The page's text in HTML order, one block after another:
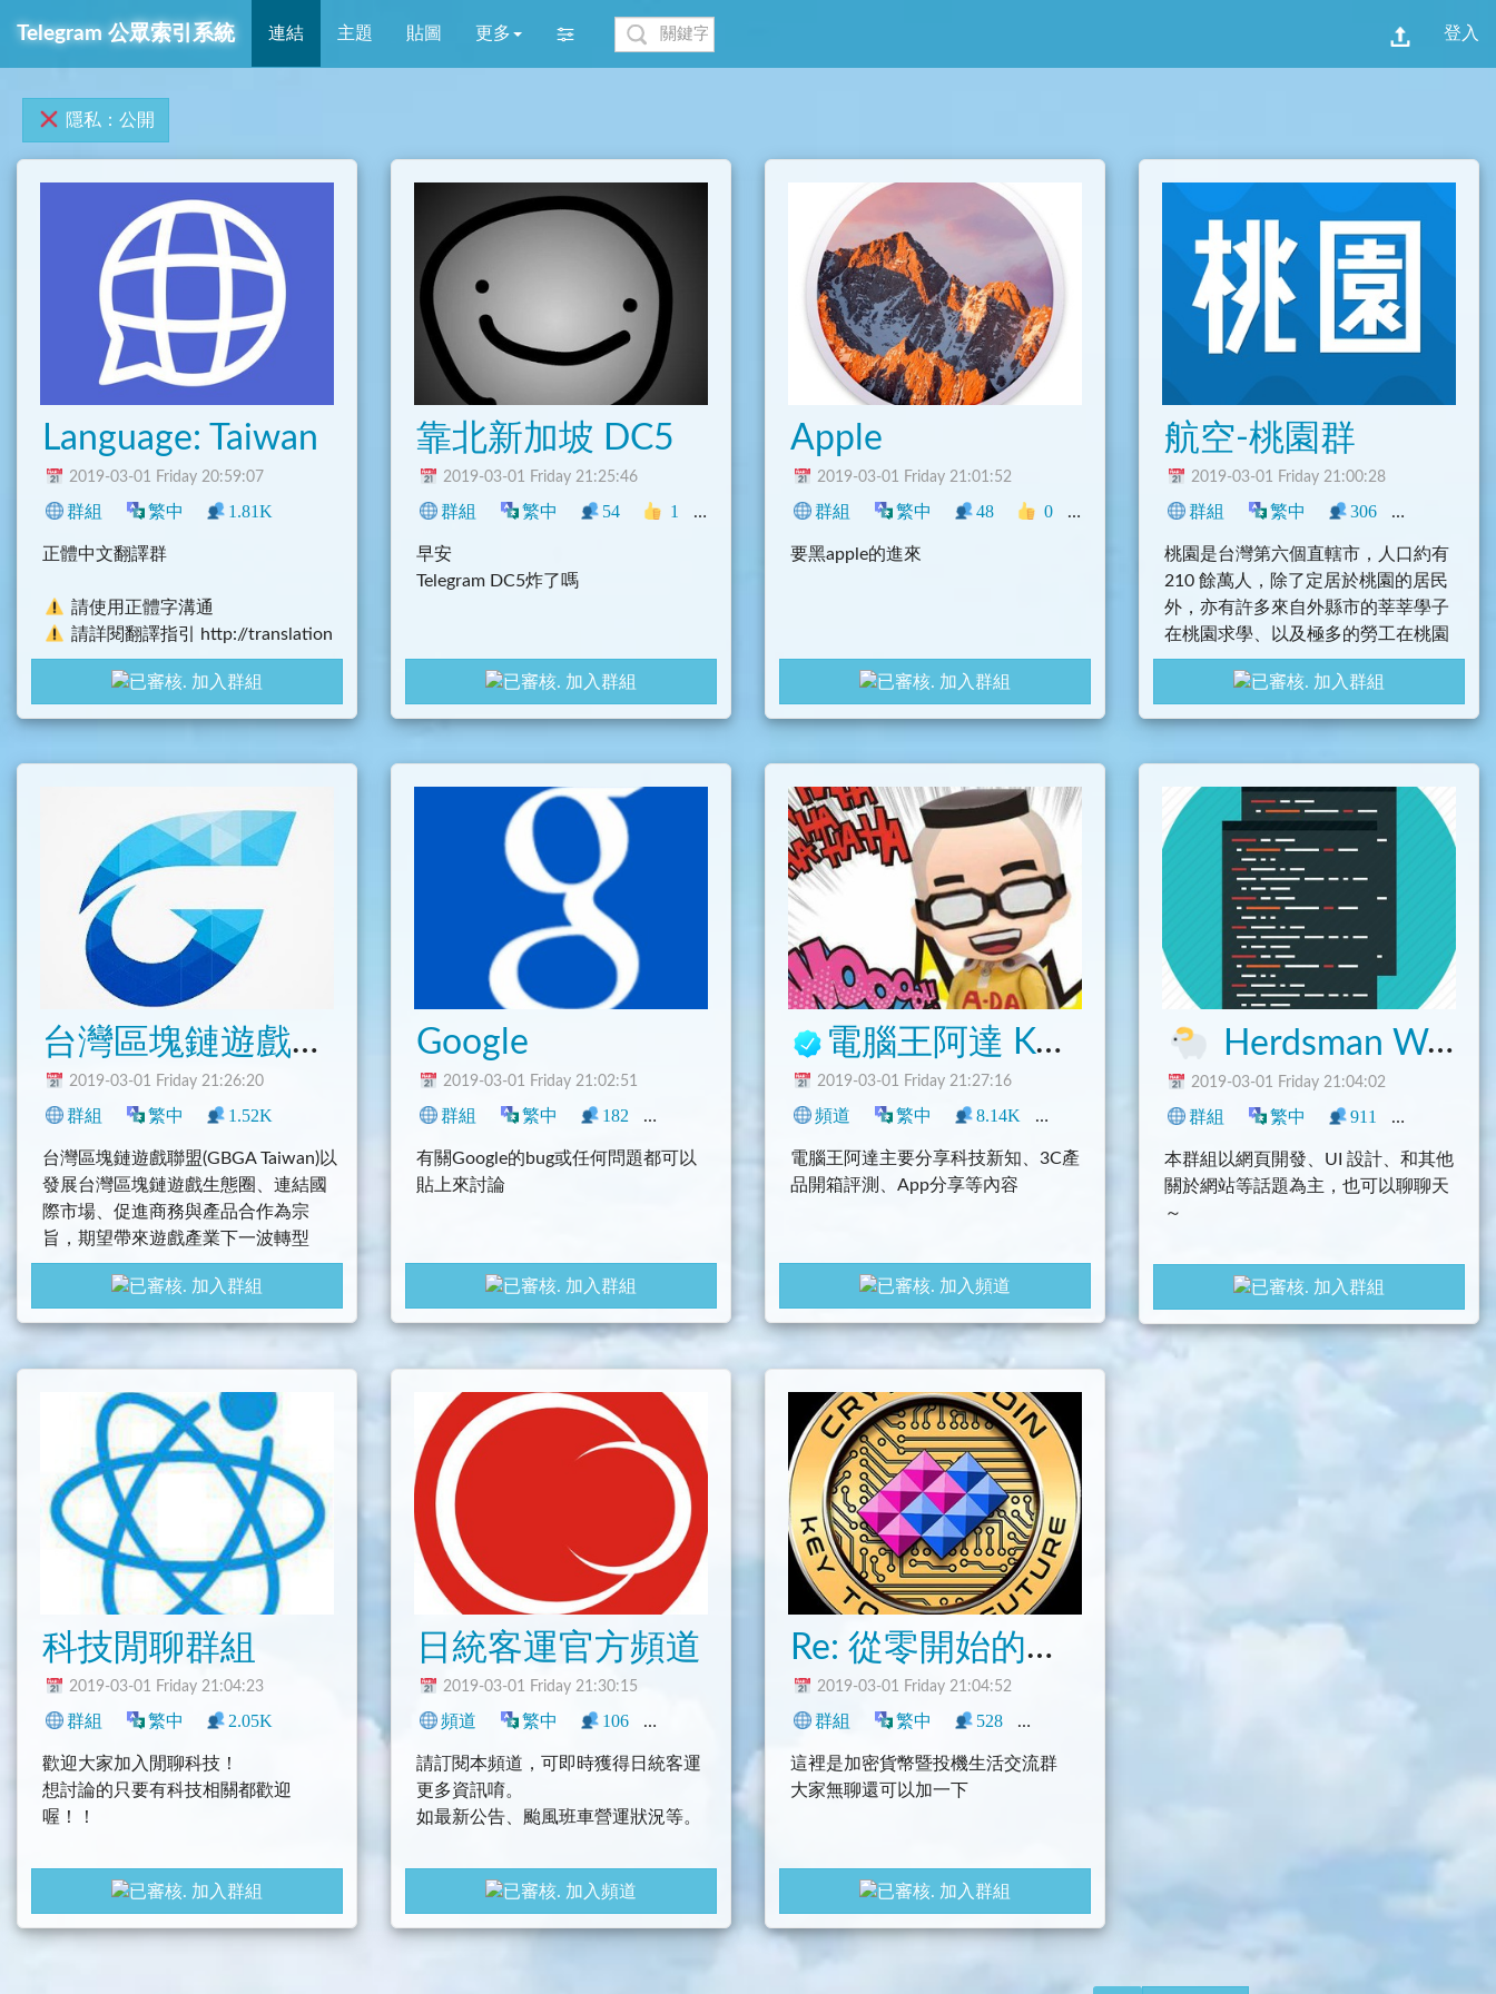
Telegram 公眾索引系統 連結 主題 貼圖 更多 登入
隱私：公開
Language: Taiwan
2019-03-01 Friday 20:59:07
群組 繁中 1.81K Telegram
正體中文翻譯群
請使用正體字溝通
請詳閱翻譯指引 http://translation
-taiwan.gitbook.io/
加入群組
靠北新加坡 DC5
2019-03-01 Friday 21:25:46
群組 繁中 54 1 臺灣 Telegram 閒聊
早安
Telegram DC5炸了嗎
加入群組
Apple
2019-03-01 Friday 21:01:52
群組 繁中 48 0 中文圈 臺灣 閒聊
要黑apple的進來
加入群組
航空-桃園群
2019-03-01 Friday 21:00:28
群組 繁中 306
桃園是台灣第六個直轄市，人口約有
210 餘萬人，除了定居於桃園的居民
外，亦有許多來自外縣市的莘莘學子
在桃園求學、以及極多的勞工在桃園
打拼。
加入群組
台灣區塊鏈遊戲社群
2019-03-01 Friday 21:26:20
群組 繁中 1.52K 程式 科技 遊戲 閒聊
台灣區塊鏈遊戲聯盟(GBGA Taiwan)以
發展台灣區塊鏈遊戲生態圈、連結國
際市場、促進商務與產品合作為宗
旨，期望帶來遊戲產業下一波轉型
透過社群小聚、開發者Workshop與年
會，紮實前進，創造鏈遊無限可能性
加入群組
Google
2019-03-01 Friday 21:02:51
群組 繁中 182 臺灣 閒聊
有關Google的bug或任何問題都可以
貼上來討論
加入群組
電腦王阿達 KOCPC
2019-03-01 Friday 21:27:16
頻道 繁中 8.14K 臺灣 科技
電腦王阿達主要分享科技新知、3C產
品開箱評測、App分享等內容
加入頻道
Herdsman Web Developer
2019-03-01 Friday 21:04:02
群組 繁中 911
本群組以網頁開發、UI 設計、和其他
關於網站等話題為主，也可以聊聊天
～
加入群組
科技閒聊群組
2019-03-01 Friday 21:04:23
群組 繁中 2.05K 臺灣 科技 社群 閒聊
歡迎大家加入閒聊科技！
想討論的只要有科技相關都歡迎
喔！！
加入群組
日統客運官方頻道
2019-03-01 Friday 21:30:15
頻道 繁中 106 其它
請訂閱本頻道，可即時獲得日統客運
更多資訊唷。
如最新公告、颱風班車營運狀況等。
加入頻道
Re: 從零開始的公園生活交流群
2019-03-01 Friday 21:04:52
群組 繁中 528
這裡是加密貨幣暨投機生活交流群
大家無聊還可以加一下
加入群組